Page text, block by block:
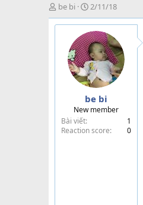
T
h
r
be bi
N
g
à
y
g
ử
i
2/11/18
be bi
New member
Bài viết
1
Reaction score
0